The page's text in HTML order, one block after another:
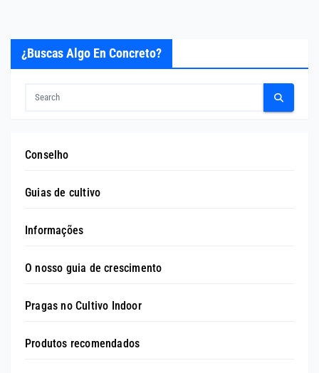
¿Buscas Algo En Concreto?
Conselho
Guias de cultivo
Informações
O nosso guia de crescimento
Pragas no Cultivo Indoor
Produtos recomendados